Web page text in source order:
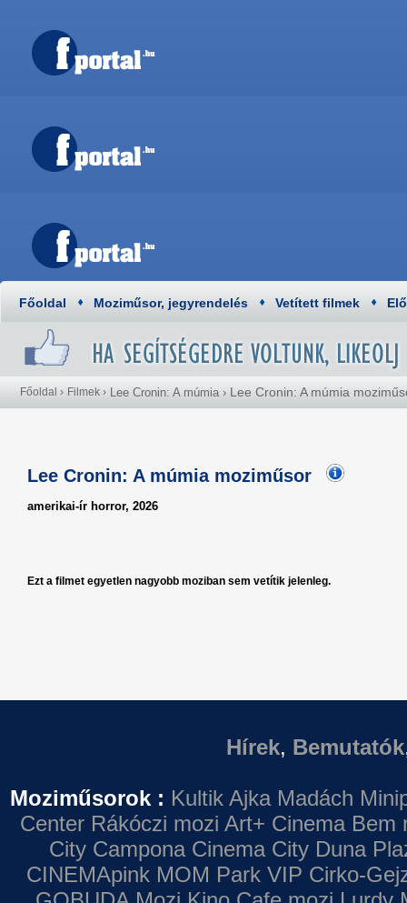
Főoldal Moziműsor, jegyrendelés Vetített filmek
Főoldal › Filmek › Lee Cronin: A múmia › Lee Cronin: A múmia
Lee Cronin: A múmia moziműsor
amerikai-ír horror, 2026
Ezt a filmet egyetlen nagyobb moziban sem vetítik jelenleg.
Hírek, Bemutatók
Moziműsorok : Kultik Ajka Madách
Center Rákóczi mozi Art+ Cinema Bem
City Campona Cinema City Duna
CINEMApink MOM Park VIP Cirko-